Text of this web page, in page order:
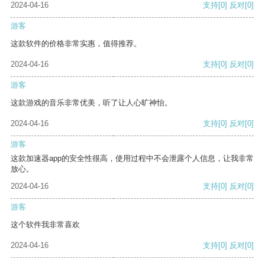
2024-04-16
支持[0] 反对[0]
游客
这款软件的价格非常实惠，值得推荐。
2024-04-16 支持[0] 反对[0]
游客
这款游戏的音乐非常优美，听了让人心旷神怡。
2024-04-16 支持[0] 反对[0]
游客
这款加速器app的安全性很高，使用过程中不会泄露个人信息，让我非常
放心。
2024-04-16
支持[0] 反对[0]
游客
这个软件我非常喜欢
2024-04-16 支持[0] 反对[0]